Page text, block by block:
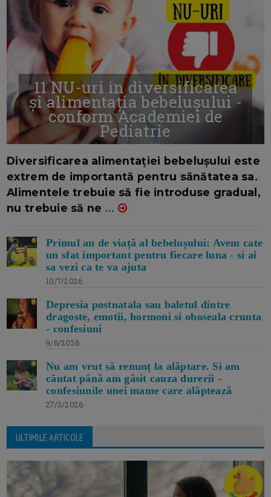
11 NU-uri in diversificarea
și alimentația bebelușului -
conform Academiei de
Pediatrie
Diversificarea alimentației bebelușului este
extrem de importantă pentru sănătatea sa.
Alimentele trebuie să fie introduse gradual,
nu trebuie să ne ...
Primul an de viață al bebelușului: Avem cate
un sfat important pentru fiecare luna - si ai
sa vezi ca te va ajuta
10/7/2026
Depresia postnatala sau baletul dintre
dragoste, emotii, hormoni si oboseala crunta
- confesiuni
9/6/2026
Nu am vrut să renunț la alăptare. Si am
căutat până am găsit cauza durerii -
confesiunile unei mame care alăptează
27/3/2026
ULTIMILE ARTICOLE